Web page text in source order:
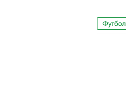
Футбол